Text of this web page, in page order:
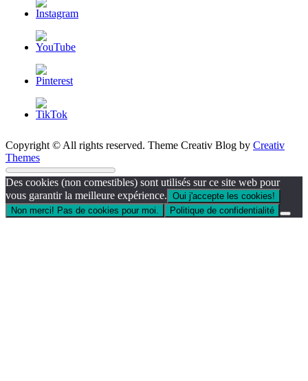
Copyright © All rights reserved. Theme Creativ Blog by Creativ
Themes
Des cookies (non comestibles) sont utilisés sur ce site web pour
vous garantir la meilleure expérience. Oui j'accepte les cookies!
Non merci! Pas de cookies pour moi.
Politique de confidentialité